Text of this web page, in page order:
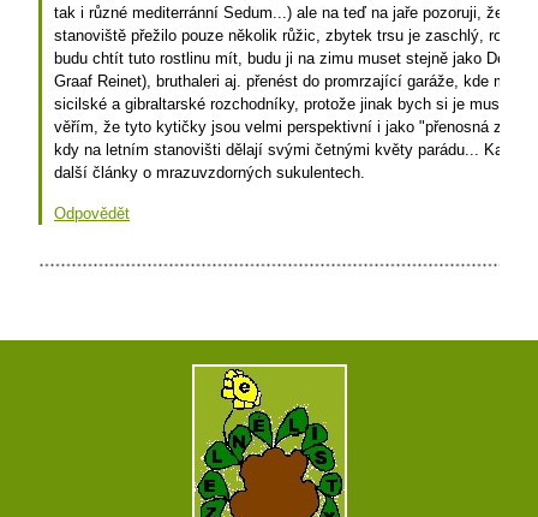
tak i různé mediterránní Sedum...) ale na teď na jaře pozoruji, že po
stanoviště přežilo pouze několik růžic, zbytek trsu je zaschlý,
budu chtít tuto rostlinu mít, budu ji na zimu muset stejně jako
Graaf Reinet), bruthaleri aj. přenést do promrzající garáže, kde mi
sicilské a gibraltarské rozchodníky, protože jinak bych si je musel
věřím, že tyto kytičky jsou velmi perspektivní i jako "přenosná
kdy na letním stanovišti dělají svými četnými květy parádu...
další články o mrazuvzdorných sukulentech.
Odpovědět